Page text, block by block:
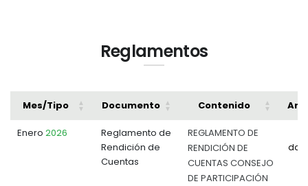
Reglamentos
Mes/Tipo Documento Contenido
Enero 2026
Reglamento de
Rendición de
Cuentas
REGLAMENTO DE
RENDICIÓN DE
CUENTAS CONSEJO
DE PARTICIPACIÓN